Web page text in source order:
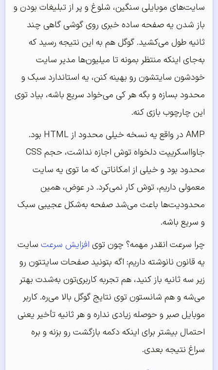
سایت‌های موبایلی سنگین، شلوغ و پر از تبلیغات بودن و
باز شدن یه صفحه ساده خبری روی گوشی گاهی چند
ثانیه طول می‌کشید. گوگل هم به این نتیجه رسید که
به‌جای اینکه منتظر بمونه تا میلیون‌ها مدیر سایت
خودشون سایتشون رو بهینه کنن، یه استاندارد سبک و
محدود بسازه و بگه هر کی می‌خواد سریع باشه، بیاد توی
این چارچوب بازی کنه.
AMP در واقع یه نسخه خیلی محدود از HTML بود.
جاوااسکریپت دلخواه توش اجازه نداشت، حجم CSS
محدود بود و خیلی از امکاناتی که ما توی یه سایت
معمولی داریم، توش کار نمی‌کرد. در عوض، همین
محدودیت‌ها باعث می‌شد صفحه به‌شکل عجیبی سبک
و سریع باشه.
چرا سرعت انقدر مهمه؟ چون توی افزایش سرعت سایت
یه قانون نانوشته داریم: اگه بتونید صفحات سایتتون رو
زیر سه ثانیه باز کنید، هم تجربه کاربری‌تون به‌شدت بهتر
می‌شه و هم شانستون توی نتایج گوگل بالا می‌ره. کاربر
موبایل صبر و حوصله زیادی نداره و هر ثانیه تأخیر یعنی
احتمال بیشتر برای اینکه دکمه بازگشت رو بزنه و بره
سراغ نتیجه بعدی.